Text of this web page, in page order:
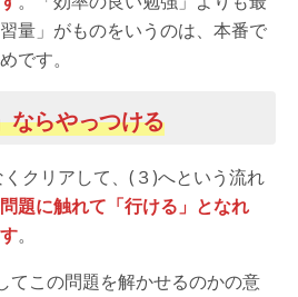
量」がものをいうのは、本番で
です。
ならやっつける
クリアして、(３)へという流れ
問題に触れて「行ける」となれ
。
てこの問題を解かせるのかの意